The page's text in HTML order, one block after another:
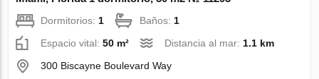
Dormitorios: 1 Baños: 1
Espacio vital:50 m² Distancia al mar: 1.1 km
300 Biscayne Boulevard Way